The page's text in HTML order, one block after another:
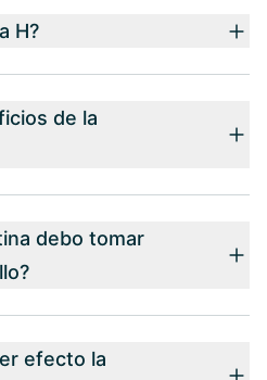
H?
de la
debo tomar
efecto la